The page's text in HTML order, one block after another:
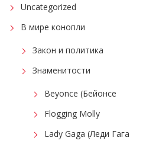
Uncategorized
В мире конопли
Закон и политика
Знаменитости
Beyonce (Бейонсе
Flogging Molly
Lady Gaga (Леди Гага